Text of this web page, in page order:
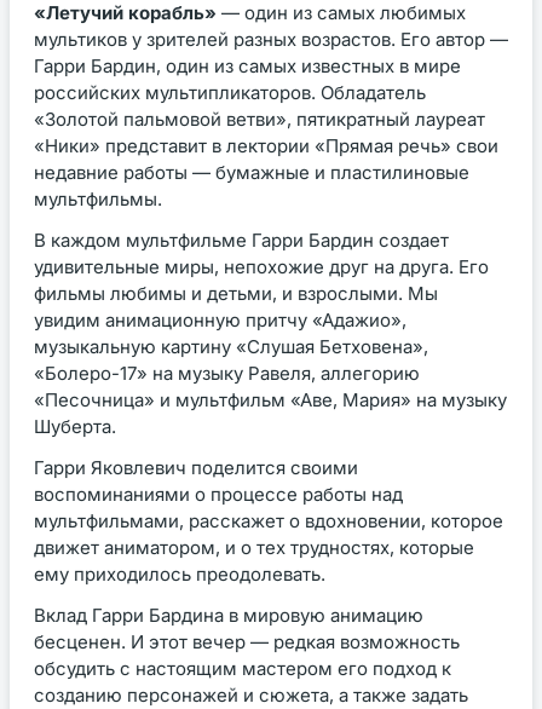
«Летучий корабль» — один из самых любимых
мультиков у зрителей разных возрастов. Его автор —
Гарри Бардин, один из самых известных в мире
российских мультипликаторов. Обладатель
«Золотой пальмовой ветви», пятикратный лауреат
«Ники» представит в лектории «Прямая речь» свои
недавние работы — бумажные и пластилиновые
мультфильмы.
В каждом мультфильме Гарри Бардин создает
удивительные миры, непохожие друг на друга. Его
фильмы любимы и детьми, и взрослыми. Мы
увидим анимационную притчу «Адажио»,
музыкальную картину «Слушая Бетховена»,
«Болеро-17» на музыку Равеля, аллегорию
«Песочница» и мультфильм «Аве, Мария» на музыку
Шуберта.
Гарри Яковлевич поделится своими
воспоминаниями о процессе работы над
мультфильмами, расскажет о вдохновении, которое
движет аниматором, и о тех трудностях, которые
ему приходилось преодолевать.
Вклад Гарри Бардина в мировую анимацию
бесценен. И этот вечер — редкая возможность
обсудить с настоящим мастером его подход к
созданию персонажей и сюжета, а также задать